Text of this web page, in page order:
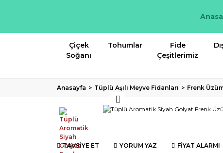
Çiçek
Soğanı
Tohumlar
Fide
Çeşitlerimiz
Anasayfa Tüplü Aşılı Meyve Fidanları Frenk
TAVSİYE ET YORUM YAZ FİYAT ALARMI